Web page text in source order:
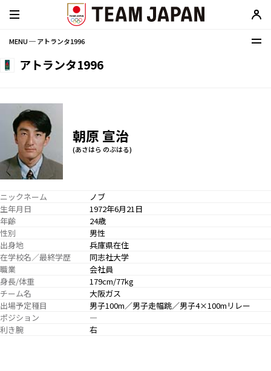
MENU ─ アトランタ1996
アトランタ1996
朝原 宣治
(あさはら のぶはる)
ニックネーム
ノブ
生年月日
1972年6月21日
年齢
24歳
性別
男性
出身地
兵庫県在住
在学校名／最終学歴
同志社大学
職業
会社員
身長/体重
179cm/77kg
チーム名
大阪ガス
出場予定種目
男子100m／男子走幅跳／男子4×100mリレー
ポジション
―
利き腕
右